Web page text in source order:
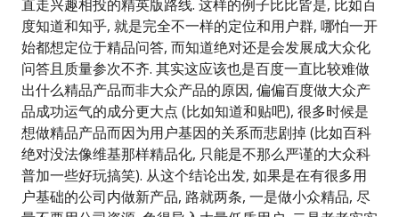
直走兴趣相投的精英版路线. 这样的例子比比皆是, 比如百
度知道和知乎, 就是完全不一样的定位和用户群, 哪怕一开
始都想定位于精品问答, 而知道绝对还是会发展成大众化
问答且质量参次不齐. 其实这应该也是百度一直比较难做
出什么精品产品而非大众产品的原因, 偏偏百度做大众产
品成功运气的成分更大点 (比如知道和贴吧), 很多时候是
想做精品产品而因为用户基因的关系而悲剧掉 (比如百科
绝对没法像维基那样精品化, 只能是不那么严谨的大众科
普加一些好玩搞笑). 从这个结论出发, 如果是在有很多用
户基础的公司内做新产品, 路就两条, 一是做小众精品, 尽